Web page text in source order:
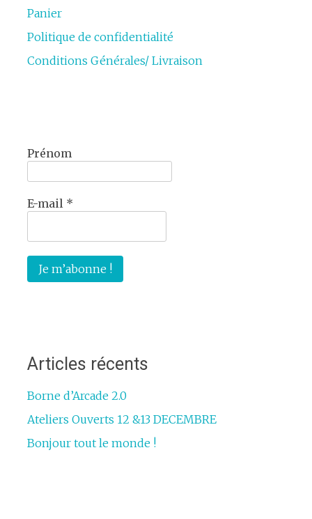
Panier
Politique de confidentialité
Conditions Générales/ Livraison
Prénom
E-mail *
Articles récents
Borne d’Arcade 2.0
Ateliers Ouverts 12 &13 DECEMBRE
Bonjour tout le monde !